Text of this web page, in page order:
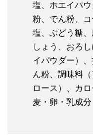
塩、ホエイパ
粉、でん粉、
塩、ぶどう糖
しょう、おろ
イパウダー）
ん粉、調味料
ロース）、カ
麦・卵・乳成分